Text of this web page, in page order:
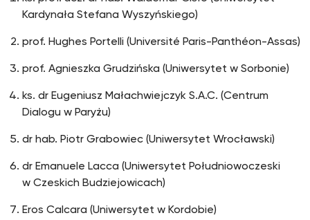
Kardynała Stefana Wyszyńskiego)
prof. Hughes Portelli (Université Paris-Panthéon-Assas)
prof. Agnieszka Grudzińska (Uniwersytet w Sorbonie)
ks. dr Eugeniusz Małachwiejczyk S.A.C. (Centrum
Dialogu w Paryżu)
dr hab. Piotr Grabowiec (Uniwersytet Wrocławski)
dr Emanuele Lacca (Uniwersytet Południowoczeski
w Czeskich Budziejowicach)
Eros Calcara (Uniwersytet w Kordobie)